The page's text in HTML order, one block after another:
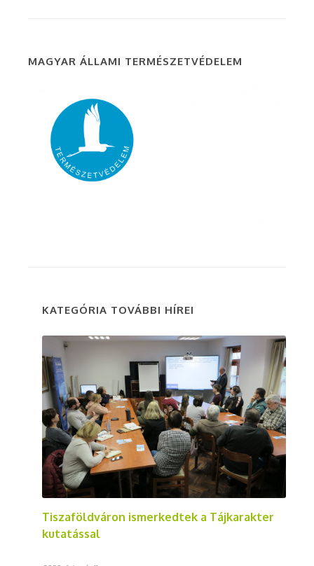
MAGYAR ÁLLAMI TERMÉSZETVÉDELEM
KATEGÓRIA TOVÁBBI HÍREI
Tiszaföldváron ismerkedtek a Tájkarakter
kutatással